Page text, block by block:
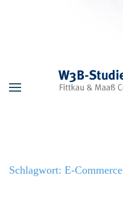
Schlagwort: E-Commerce